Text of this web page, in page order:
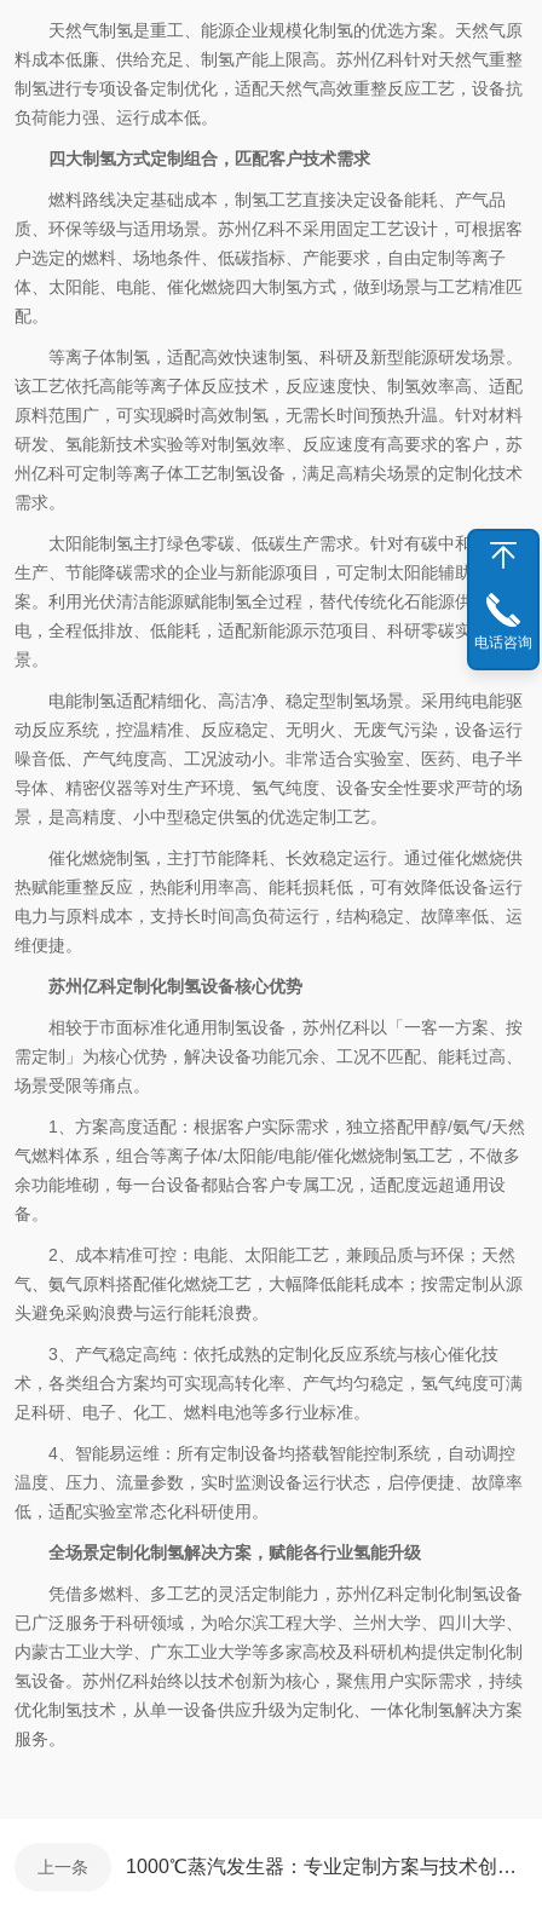
天然气制氢是重工、能源企业规模化制氢的优选方案。天然气原
料成本低廉、供给充足、制氢产能上限高。苏州亿科针对天然气重整
制氢进行专项设备定制优化，适配天然气高效重整反应工艺，设备抗
负荷能力强、运行成本低。
四大制氢方式定制组合，匹配客户技术需求
燃料路线决定基础成本，制氢工艺直接决定设备能耗、产气品
质、环保等级与适用场景。苏州亿科不采用固定工艺设计，可根据客
户选定的燃料、场地条件、低碳指标、产能要求，自由定制等离子
体、太阳能、电能、催化燃烧四大制氢方式，做到场景与工艺精准匹
配。
等离子体制氢，适配高效快速制氢、科研及新型能源研发场景。
该工艺依托高能等离子体反应技术，反应速度快、制氢效率高、适配
原料范围广，可实现瞬时高效制氢，无需长时间预热升温。针对材料
研发、氢能新技术实验等对制氢效率、反应速度有高要求的客户，苏
州亿科可定制等离子体工艺制氢设备，满足高精尖场景的定制化技术
需求。
太阳能制氢主打绿色零碳、低碳生产需求。针对有碳中和、绿色
生产、节能降碳需求的企业与新能源项目，可定制太阳能辅助制氢方
案。利用光伏清洁能源赋能制氢全过程，替代传统化石能源供热供
电，全程低排放、低能耗，适配新能源示范项目、科研零碳实验等场
景。
电能制氢适配精细化、高洁净、稳定型制氢场景。采用纯电能驱
动反应系统，控温精准、反应稳定、无明火、无废气污染，设备运行
噪音低、产气纯度高、工况波动小。非常适合实验室、医药、电子半
导体、精密仪器等对生产环境、氢气纯度、设备安全性要求严苛的场
景，是高精度、小中型稳定供氢的优选定制工艺。
催化燃烧制氢，主打节能降耗、长效稳定运行。通过催化燃烧供
热赋能重整反应，热能利用率高、能耗损耗低，可有效降低设备运行
电力与原料成本，支持长时间高负荷运行，结构稳定、故障率低、运
维便捷。
苏州亿科定制化制氢设备核心优势
相较于市面标准化通用制氢设备，苏州亿科以「一客一方案、按
需定制」为核心优势，解决设备功能冗余、工况不匹配、能耗过高、
场景受限等痛点。
1 、方案高度适配：根据客户实际需求，独立搭配甲醇/氨气/天然
气燃料体系，组合等离子体/太阳能/电能/催化燃烧制氢工艺，不做多
余功能堆砌，每一台设备都贴合客户专属工况，适配度远超通用设
备。
2 、成本精准可控：电能、太阳能工艺，兼顾品质与环保；天然
气、氨气原料搭配催化燃烧工艺，大幅降低能耗成本；按需定制从源
头避免采购浪费与运行能耗浪费。
3 、产气稳定高纯：依托成熟的定制化反应系统与核心催化技
术，各类组合方案均可实现高转化率、产气均匀稳定，氢气纯度可满
足科研、电子、化工、燃料电池等多行业标准。
4 、智能易运维：所有定制设备均搭载智能控制系统，自动调控
温度、压力、流量参数，实时监测设备运行状态，启停便捷、故障率
低，适配实验室常态化科研使用。
全场景定制化制氢解决方案，赋能各行业氢能升级
凭借多燃料、多工艺的灵活定制能力，苏州亿科定制化制氢设备
已广泛服务于科研领域，为哈尔滨工程大学、兰州大学、四川大学、
内蒙古工业大学、广东工业大学等多家高校及科研机构提供定制化制
氢设备。苏州亿科始终以技术创新为核心，聚焦用户实际需求，持续
优化制氢技术，从单一设备供应升级为定制化、一体化制氢解决方案
服务。
上一条 1000℃蒸汽发生器：专业定制方案与技术创新实践
电话咨询